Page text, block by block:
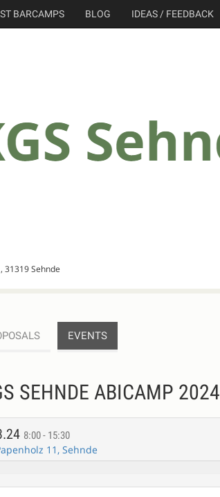
BARCAMPS BLOG IDEAS / FEEDBACK
31319 Sehnde
EVENTS
SEHNDE ABICAMP 2024
8:00 - 15:30
11, Sehnde